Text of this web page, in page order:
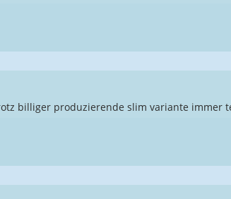
billiger produzierende slim variante immer